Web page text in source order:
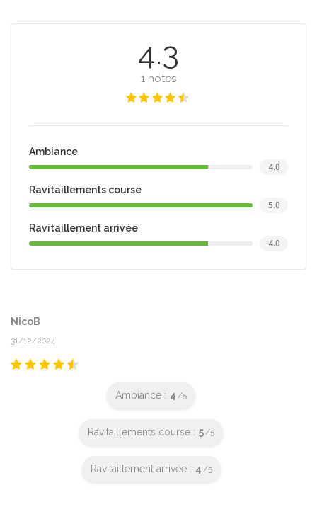
4.3
1 notes
Ambiance
4.0
Ravitaillements course
5.0
Ravitaillement arrivée
4.0
NicoB
31/12/2024
Ambiance : 4 /5
Ravitaillements course : 5/5
Ravitaillement arrivée : 4 /5